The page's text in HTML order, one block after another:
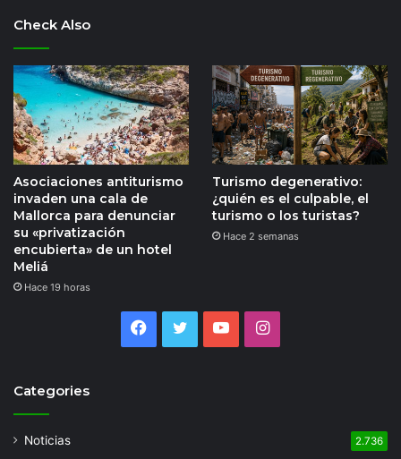
Check Also
Asociaciones antiturismo
invaden una cala de
Mallorca para denunciar
su «privatización
encubierta» de un hotel
Meliá
Hace 19 horas
Turismo degenerativo:
¿quién es el culpable, el
turismo o los turistas?
Hace 2 semanas
Facebook
TwitterYouTubeInstagram
Categories
Noticias 2.736